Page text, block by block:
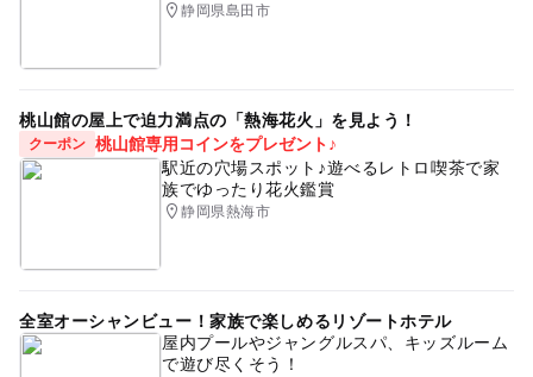
静岡県島田市
桃山館の屋上で迫力満点の「熱海花火」を見よう！
クーポン 桃山館専用コインをプレゼント♪
駅近の穴場スポット♪遊べるレトロ喫茶で家
族でゆったり花火鑑賞
静岡県熱海市
全室オーシャンビュー！家族で楽しめるリゾートホテル
屋内プールやジャングルスパ、キッズルーム
で遊び尽くそう！